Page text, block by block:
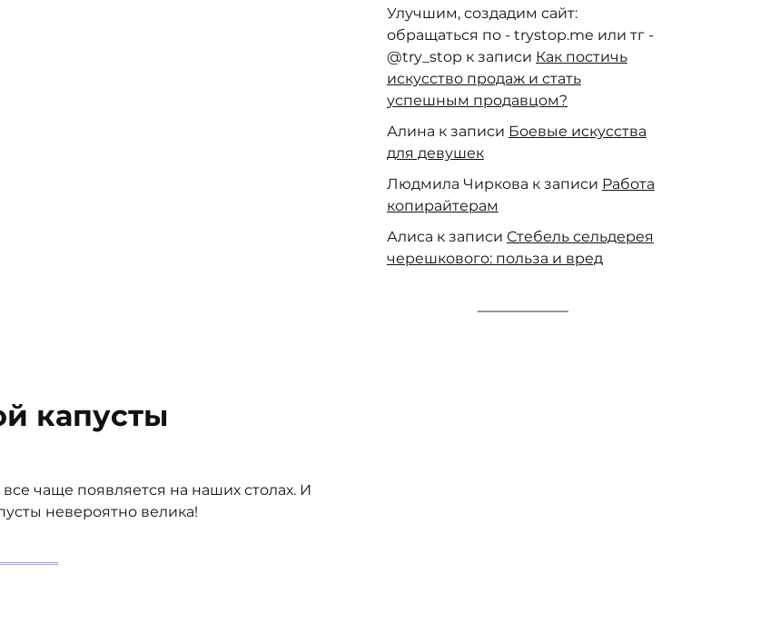
капусты
чаще появляется на наших столах. И
невероятно велика!
Улучшим, создадим сайт:
обращаться по - trystop.me или тг -
@try_stop к записи Как постичь
искусство продаж и стать
успешным продавцом?
Алина к записи Боевые искусства
для девушек
Людмила Чиркова к записи Работа
копирайтерам
Алиса к записи Стебель сельдерея
черешкового: польза и вред